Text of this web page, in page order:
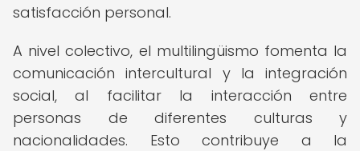
satisfacción personal.
A nivel colectivo, el multilingüismo fomenta la
comunicación intercultural y la integración
social, al facilitar la interacción entre
personas de diferentes culturas y
nacionalidades. Esto contribuye a la